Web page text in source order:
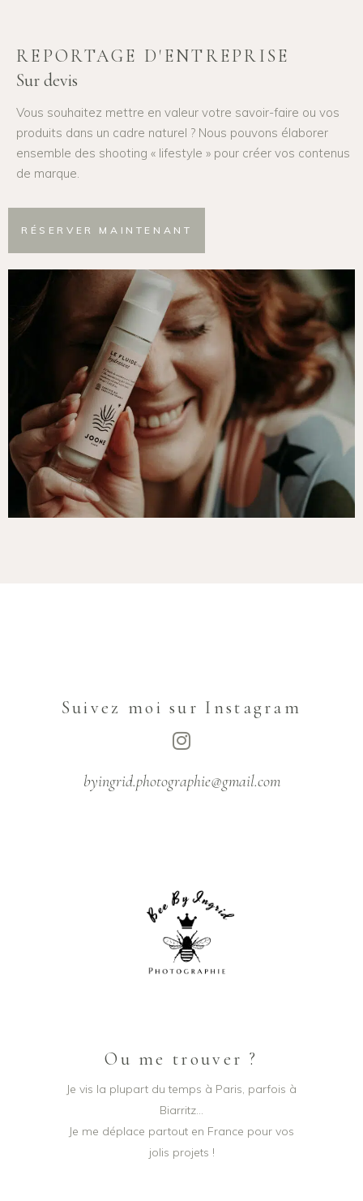
REPORTAGE D'ENTREPRISE
Sur devis
Vous souhaitez mettre en valeur votre savoir-faire ou vos
produits dans un cadre naturel ? Nous pouvons élaborer
ensemble des shooting « lifestyle » pour créer vos contenus
de marque.
RÉSERVER MAINTENANT
Suivez moi sur Instagram
byingrid.photographie@gmail.com
Ou me trouver ?
Je vis la plupart du temps à Paris, parfois à
Biarritz…
Je me déplace partout en France pour vos
jolis projets !